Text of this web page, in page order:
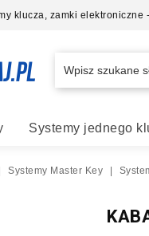
klucza, zamki elektroniczne
Systemy jednego
Systemy Master Key